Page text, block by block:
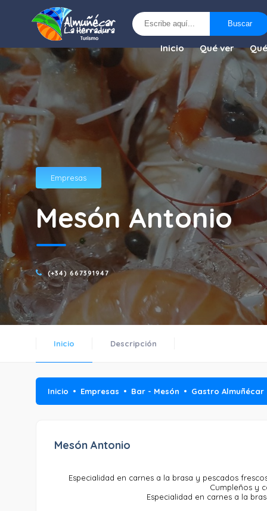
Buscar
Inicio Qué ver
Empresas
Mesón Antonio
(+34) 667391947
Inicio Descripción
Inicio Empresas Bar - Mesón Gastro Almuñécar
Mesón Antonio
Especialidad en carnes a la brasa y pescados
Cumpleños y
Especialidad en carnes a la